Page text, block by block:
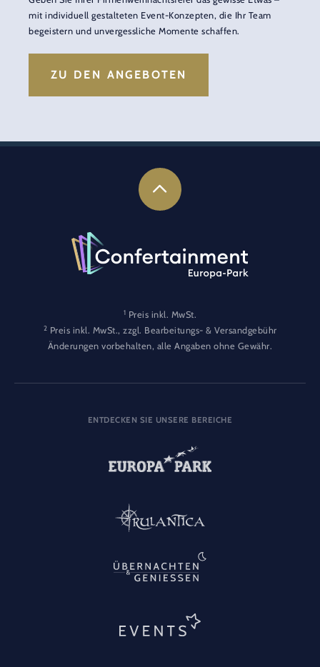
mit individuell gestalteten Event-Konzepten, die Ihr Team
begeistern und unvergessliche Momente schaffen.
ZU DEN ANGEBOTEN
1 Preis inkl. MwSt.
2 Preis inkl. MwSt., zzgl. Bearbeitungs- & Versandgebühr
Änderungen vorbehalten, alle Angaben ohne Gewähr.
ENTDECKEN SIE UNSERE BEREICHE